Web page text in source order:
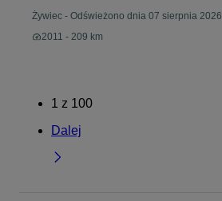
Żywiec - Odświeżono dnia 07 sierpnia 2026
2011 - 209 km
1 z 100
Dalej